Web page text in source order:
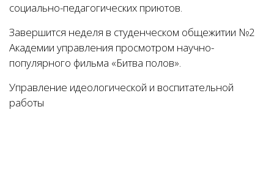
социально-педагогических приютов.
Завершится неделя в студенческом общежитии №2
Академии управления просмотром научно-
популярного фильма «Битва полов».
Управление идеологической и воспитательной
работы